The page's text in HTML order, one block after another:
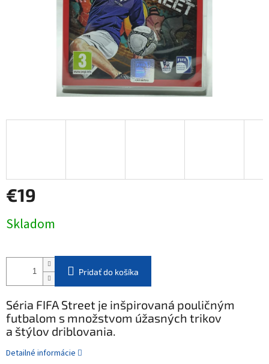
€19
cena:
Skladom
Pridať do košíka
Séria FIFA Street je inšpirovaná pouličným
futbalom s množstvom úžasných trikov
a štýlov driblovania.
Detailné informácie